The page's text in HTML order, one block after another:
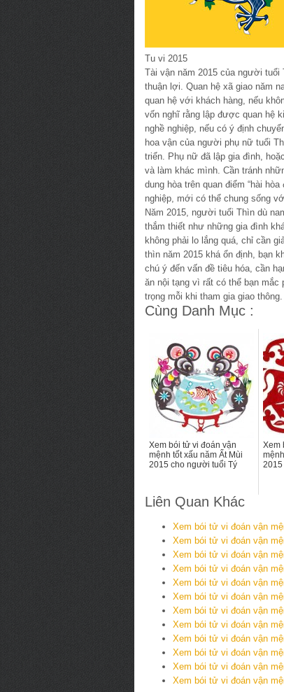
Tu vi 2015
Tài vận năm 2015 của người
thuận lợi. Quan hệ xã giao năm
quan hệ với khách hàng, nếu
vốn nghĩ rằng lập được quan hệ
nghề nghiệp, nếu có ý định
hoa vận của người phụ nữ tuổi
triển. Phụ nữ đã lập gia đình,
và làm khác mình. Cần tránh
dung hòa trên quan điểm “hài
nghiệp, mới có thể chung sống
Năm 2015, người tuổi Thìn dù
thắm thiết như những gia đình
không phải lo lắng quá, chỉ cần
thìn năm 2015 khá ổn định, bạn
chú ý đến vấn đề tiêu hóa, cần
ăn nội tạng vì rất có thể bạn mắc
trọng mỗi khi tham gia giao thông.
Cùng Danh Mục :
Xem bói tử vi đoán vận
mệnh tốt xấu năm Ất Mùi
2015 cho người tuổi Tý
Xem
Liên Quan Khác
Xem bói tử vi đoán vận
Xem bói tử vi đoán vận
Xem bói tử vi đoán vận
Xem bói tử vi đoán vận
Xem bói tử vi đoán vận
Xem bói tử vi đoán vận
Xem bói tử vi đoán vận
Xem bói tử vi đoán vận
Xem bói tử vi đoán vận
Xem bói tử vi đoán vận
Xem bói tử vi đoán vận
Xem bói tử vi đoán vận